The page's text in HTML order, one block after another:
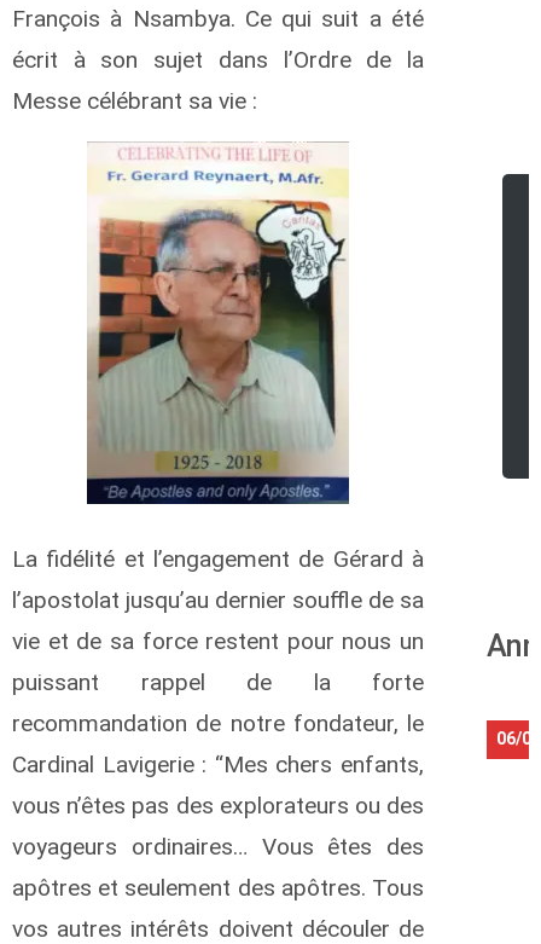
François à Nsambya. Ce qui suit a été
écrit à son sujet dans l’Ordre de la
Messe célébrant sa vie :
La fidélité et l’engagement de Gérard à
l’apostolat jusqu’au dernier souffle de sa
vie et de sa force restent pour nous un
puissant rappel de la forte
recommandation de notre fondateur, le
Cardinal Lavigerie : “Mes chers enfants,
vous n’êtes pas des explorateurs ou des
voyageurs ordinaires… Vous êtes des
apôtres et seulement des apôtres. Tous
vos autres intérêts doivent découler de
06/